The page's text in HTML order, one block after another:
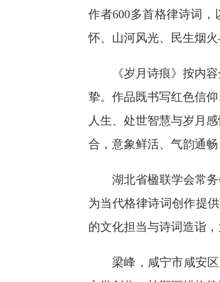
作者600多首格律诗词
怀、山河风光、民生烟
《岁月诗痕》按内
挚。作品既书写红色信
人生、处世智慧与岁月
合，意象鲜活、气韵通
湖北省楹联学会常
为当代格律诗词创作提
的文化担当与诗词造诣
梁峰， 咸宁市咸安